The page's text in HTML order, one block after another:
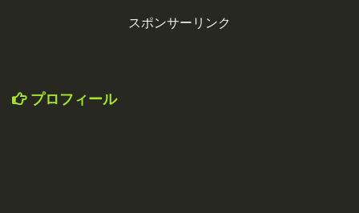
スポンサーリンク
プロフィール